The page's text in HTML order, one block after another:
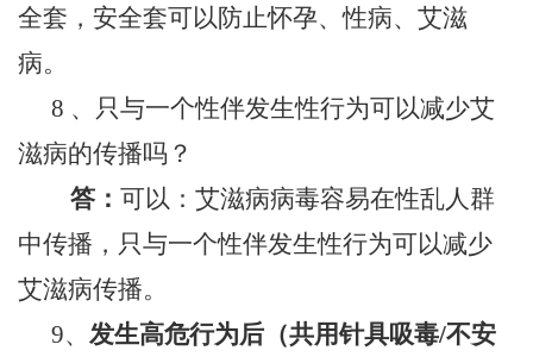
全套，安全套可以防止怀孕、性病、艾滋
病。
8 、只与一个性伴发生性行为可以减少艾
滋病的传播吗？
答： 可以：艾滋病病毒容易在性乱人群
中传播，只与一个性伴发生性行为可以减少
艾滋病传播。
9、 发生高危行为后（共用针具吸毒/不安